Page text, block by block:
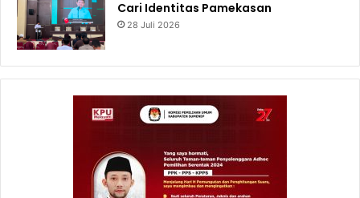
Cari Identitas Pamekasan
28 Juli 2026